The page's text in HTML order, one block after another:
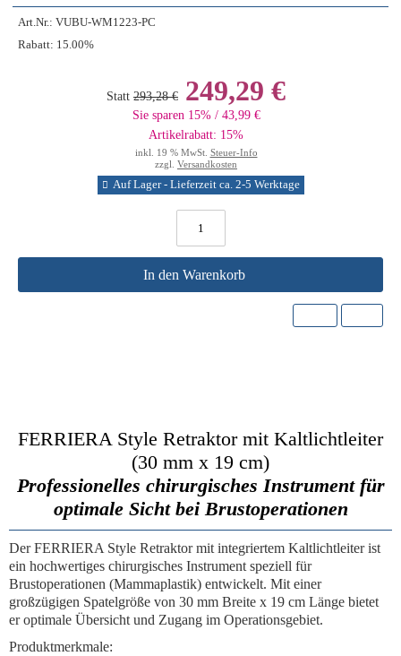
Art.Nr.: VUBU-WM1223-PC
Rabatt: 15.00%
Statt 293,28 € 249,29 €
Sie sparen 15% / 43,99 €
Artikelrabatt: 15%
inkl. 19 % MwSt. Steuer-Info
zzgl. Versandkosten
Auf Lager - Lieferzeit ca. 2-5 Werktage
In den Warenkorb
FERRIERA Style Retraktor mit Kaltlichtleiter
(30 mm x 19 cm)
Professionelles chirurgisches Instrument für
optimale Sicht bei Brustoperationen
DerFERRIERA Style Retraktormit integriertem Kaltlichtleiter ist
ein hochwertiges chirurgisches Instrument speziell für
Brustoperationen (Mammaplastik) entwickelt. Mit einer
großzügigen Spatelgröße von 30 mm Breite x 19 cm Länge bietet
er optimale Übersicht und Zugang im Operationsgebiet.
Produktmerkmale: